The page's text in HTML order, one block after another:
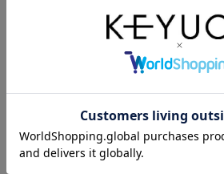
時は約12時間、最大風量時は約2
※上記を保証するものではありま
使用回数により異なる場合がござ
・便利な充電残量表示
ランプの段階表示で残量が把握で
充電切れを防ぐことができます